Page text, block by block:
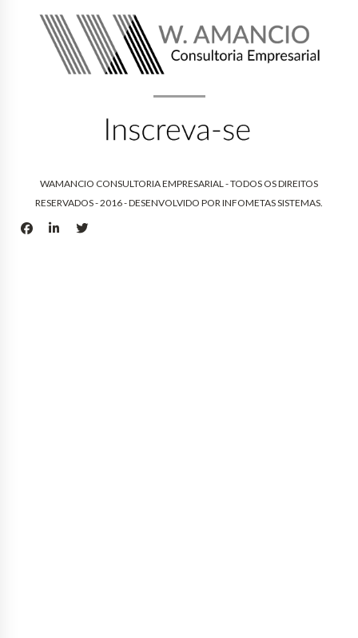
WAMANCIO CONSULTORIA EMPRESARIAL - TODOS OS DIREITOS
RESERVADOS - 2016 - DESENVOLVIDO POR INFOMETAS SISTEMAS